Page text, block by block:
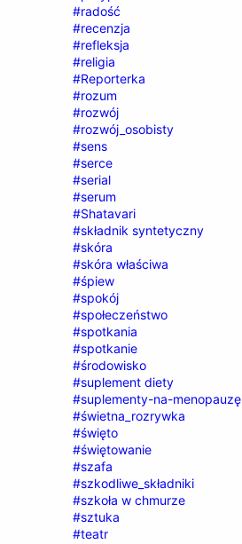
#radość
#recenzja
#refleksja
#religia
#Reporterka
#rozum
#rozwój
#rozwój_osobisty
#sens
#serce
#serial
#serum
#Shatavari
#składnik syntetyczny
#skóra
#skóra właściwa
#śpiew
#spokój
#społeczeństwo
#spotkania
#spotkanie
#środowisko
#suplement diety
#suplementy-na-menopauzę
#świetna_rozrywka
#święto
#świętowanie
#szafa
#szkodliwe_składniki
#szkoła w chmurze
#sztuka
#teatr